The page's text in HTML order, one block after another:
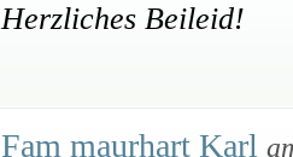
Herzliches Beileid!
Fam maurhart Karl